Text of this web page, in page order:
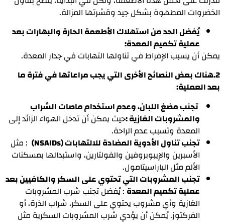
الخضروات المطهوة بشكل جيد وقشرتها المزالة.
يُفضل الحد من استهلاك الأطعمة الحارة والبهارات بعد
عملية تكميم المعدة:
يمكن أن يسبب الإفراط في تناولها التهابات في جدار المعدة.
2.هناك بعض النصائح الأخرى التي يجب مراعاتها في فترة ما
بعد العملية:
تجنب مضغ اللبان، وعدم استخدام ماصات الشراب
والمشروبات الغازية :حيث يمكن أن تدخل الهواء الزائد إلى
المعدة وتسبب عدم الراحة.
تجنب تناول الأدوية المضادة للالتهابات (NSAIDs)
: مثل
الأسبرين والإيبوبروفين والفولتارين، واستبدالها بمسكنات
الألم مثل الباراسيتامول.
تجنب المشروبات التي تحتوي على السكر والكافيين بعد
عملية تكميم المعدة : يُفضل تجنب شرب المشروبات
الغازية وأي مشروب يحتوي على السكر، شراب الذرة، أو
الفركتوز. يُمكن أن يؤدي شرب المشروبات السكرية مثل